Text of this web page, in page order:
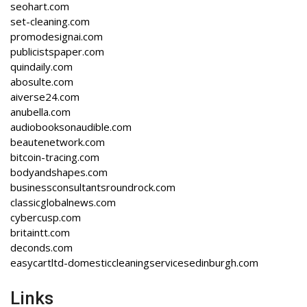
seohart.com
set-cleaning.com
promodesignai.com
publicistspaper.com
quindaily.com
abosulte.com
aiverse24.com
anubella.com
audiobooksonaudible.com
beautenetwork.com
bitcoin-tracing.com
bodyandshapes.com
businessconsultantsroundrock.com
classicglobalnews.com
cybercusp.com
britaintt.com
deconds.com
easycartltd-domesticcleaningservicesedinburgh.com
Links